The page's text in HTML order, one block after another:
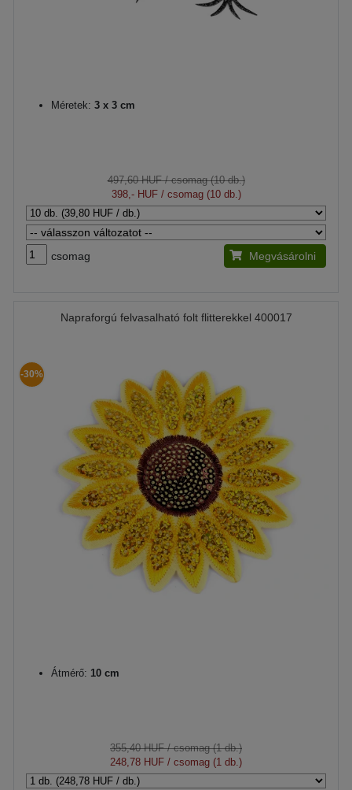
Méretek: 3 x 3 cm
497,60 HUF/ csomag (10 db.)
398,- HUF/ csomag (10 db.)
csomag Megvásárolni
Napraforgú felvasalható folt flitterekkel 400017
-30%
Átmérő: 10 cm
355,40 HUF/ csomag (1 db.)
248,78 HUF / csomag (1 db.)